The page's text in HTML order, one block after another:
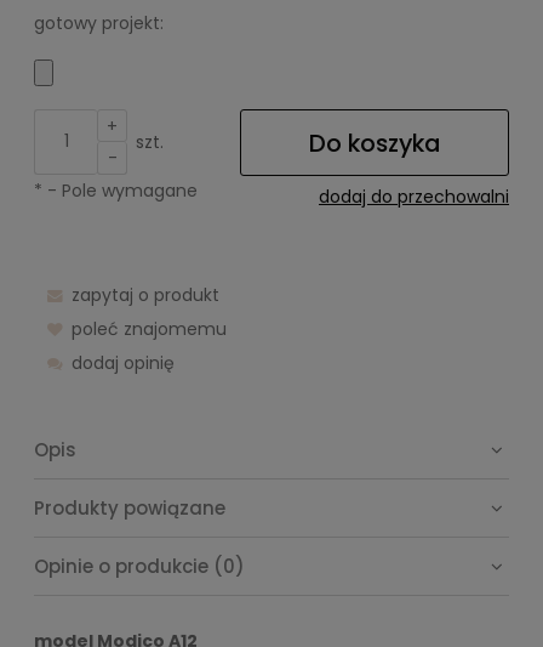
gotowy projekt:
+
-
szt. Do koszyka
dodaj do przechowalni
* - Pole wymagane
zapytaj o produkt
poleć znajomemu
dodaj opinię
Opis
Produkty powiązane
Opinie o produkcie (0)
model Modico A12